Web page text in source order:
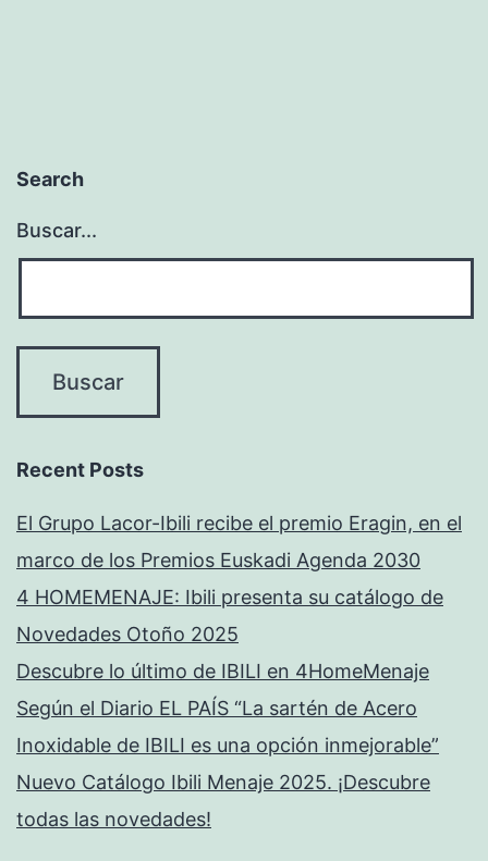
Search
Buscar...
Recent Posts
El Grupo Lacor-Ibili recibe el premio Eragin, en el
marco de los Premios Euskadi Agenda 2030
4 HOMEMENAJE: Ibili presenta su catálogo de
Novedades Otoño 2025
Descubre lo último de IBILI en 4HomeMenaje
Según el Diario EL PAÍS “La sartén de Acero
Inoxidable de IBILI es una opción inmejorable”
Nuevo Catálogo Ibili Menaje 2025. ¡Descubre
todas las novedades!